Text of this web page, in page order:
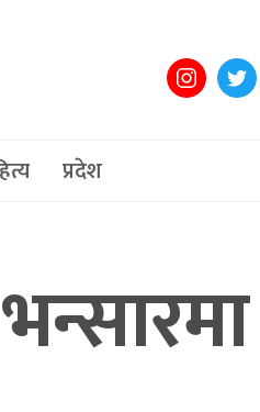
प्रदेश